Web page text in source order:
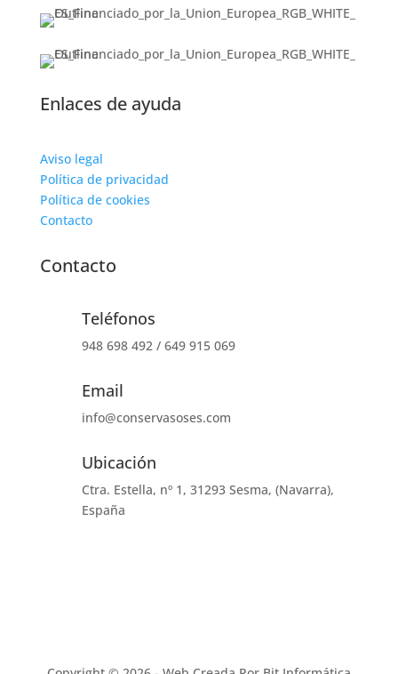
Enlaces de ayuda
Aviso legal
Política de privacidad
Política de cookies
Contacto
Contacto
Teléfonos
948 698 492 / 649 915 069
Email
info@conservasoses.com
Ubicación
Ctra. Estella, nº 1, 31293 Sesma, (Navarra),
España